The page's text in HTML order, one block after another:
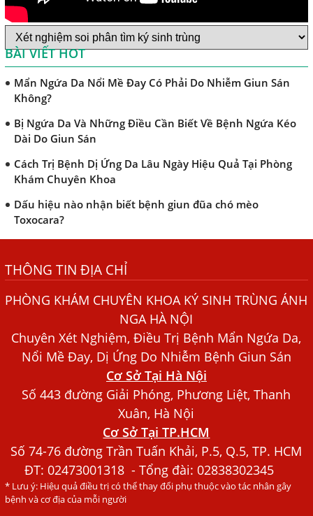
BÀI VIẾT HOT
Khi Trẻ Bị Dị Ứng Da Cần Làm Xét Nghiệm Gì Tìm Nguyên
Nhân Dị Ứng Da
Điều trị bệnh sán lá gan ở đâu?
Mẩn Ngứa Da Nổi Mề Đay Có Phải Do Nhiễm Giun Sán
Không?
Bị Ngứa Da Và Những Điều Cần Biết Về Bệnh Ngứa Kéo
Dài Do Giun Sán
Cách Trị Bệnh Dị Ứng Da Lâu Ngày Hiệu Quả Tại Phòng
Khám Chuyên Khoa
Dấu hiệu nào nhận biết bệnh giun đũa chó mèo
Toxocara?
Những điều cần biết về bệnh giun đũa chó mèo
Bệnh Chàm Và Những Yếu Tố Liên Quan Đến Bệnh Giun
Sán
Dấu Hiệu Ngứa Da, Dị Ứng, Nổi Mề Đay Do Nhiễm Sán
Bác sĩ Nguyễn Ngọc Ánh Phòng Khám Ánh Nga Đề Tài
Nghiên Cứu Khoa
Xét Nghiệm Giun Sán Gồm Những Loại Nào? Chi Phí Bao
Nhiêu?
Người Đàn Ông Phát Ban Mẩn Đỏ Khắp Người, Sau Ba
Tháng Mới Tìm Ra Nguyên Nhân
Đau Mắt Đỏ, Nguyên Nhân Và Cách Điều Trị
HÀ NỘI – PHÁT BAN MẨN ĐỎ KHẮP NGƯỜI, ĐI KHÁM
PHÁT HIỆN NHIỄM KÝ SINH TRÙNG
THÔNG TIN ĐỊA CHỈ
PHÒNG KHÁM CHUYÊN KHOA KÝ SINH TRÙNG ÁNH
NGA HÀ NỘI
Chuyên Xét Nghiệm, Điều Trị Bệnh Mẩn Ngứa Da,
Nổi Mề Đay, Dị Ứng Do Nhiễm Bệnh Giun Sán
Cơ Sở Tại Hà Nội
Số 443 đường Giải Phóng, Phương Liệt, Thanh
Xuân, Hà Nội
Cơ Sở Tại TP.HCM
Số 74-76 đường Trần Tuấn Khải, P.5, Q.5, TP. HCM
ĐT:02473001318 - Tổng đài: 02838302345
* Lưu ý: Hiệu quả điều trị có thể thay đổi phụ thuộc vào tác nhân gây
bệnh và cơ địa của mỗi người